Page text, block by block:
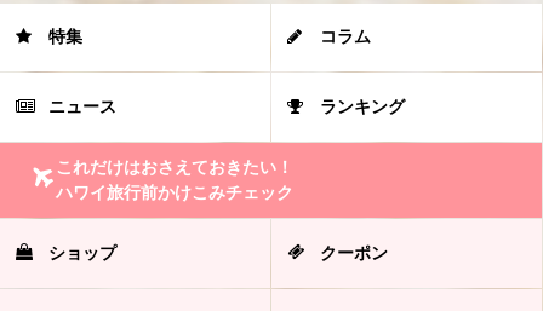
特集 コラム
ニュース ランキング
これだけはおさえておきたい！
ハワイ旅行前かけこみチェック
ショップ クーポン